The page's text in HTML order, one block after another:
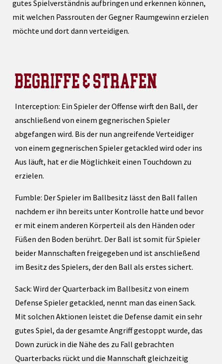
gutes Spielverständnis aufbringen und erkennen können,
mit welchen Passrouten der Gegner Raumgewinn erzielen
möchte und dort dann verteidigen.
BEGRIFFE & STRAFEN
Interception: Ein Spieler der Offense wirft den Ball, der
anschließend von einem gegnerischen Spieler
abgefangen wird. Bis der nun angreifende Verteidiger
von einem gegnerischen Spieler getackled wird oder ins
Aus läuft, hat er die Möglichkeit einen Touchdown zu
erzielen.
Fumble: Der Spieler im Ballbesitz lässt den Ball fallen
nachdem er ihn bereits unter Kontrolle hatte und bevor
er mit einem anderen Körperteil als den Händen oder
Füßen den Boden berührt. Der Ball ist somit für Spieler
beider Mannschaften freigegeben und ist anschließend
im Besitz des Spielers, der den Ball als erstes sichert.
Sack: Wird der Quarterback im Ballbesitz von einem
Defense Spieler getackled, nennt man das einen Sack.
Mit solchen Aktionen leistet die Defense damit ein sehr
gutes Spiel, da der gesamte Angriff gestoppt wurde, das
Down zurück in die Nähe des zu Fall gebrachten
Quarterbacks rückt und die Mannschaft gleichzeitig